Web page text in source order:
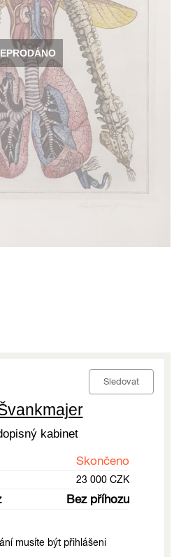
Sledovat
kabinet
Skončeno
23 000 CZK
Bez příhozu
musíte být přihlášeni